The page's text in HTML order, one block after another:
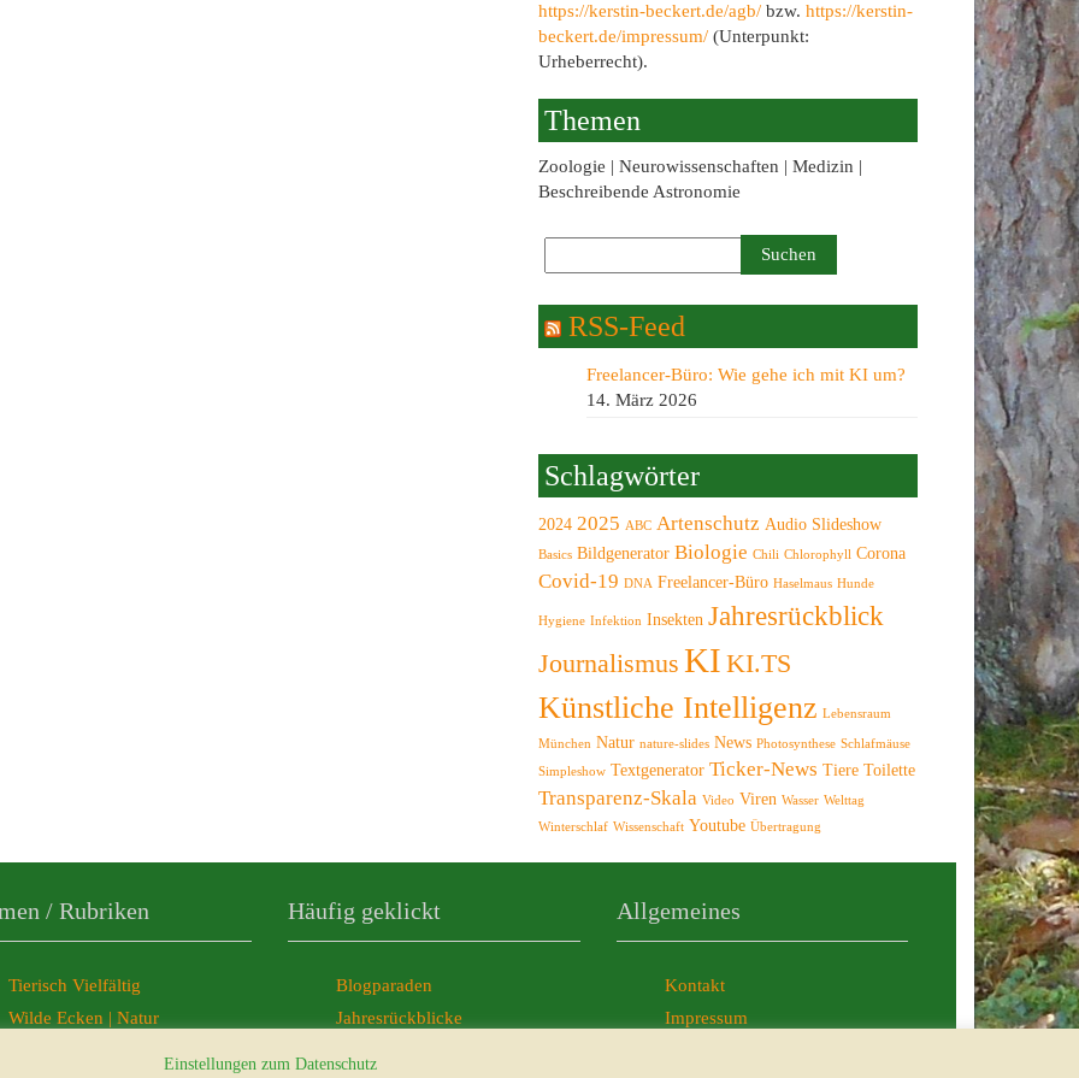
https://kerstin-beckert.de/agb/bzw. https://kerstin-
beckert.de/impressum/(Unterpunkt:
Urheberrecht).
Themen
Zoologie | Neurowissenschaften | Medizin |
Beschreibende Astronomie
RSS-Feed
Freelancer-Büro: Wie gehe ich mit KI um?
14. März 2026
Schlagwörter
2024 2025 ABC Artenschutz Audio Slideshow
Basics Bildgenerator Biologie Chili Chlorophyll Corona
Covid-19 DNA Freelancer-Büro Haselmaus Hunde
Hygiene Infektion Insekten Jahresrückblick
Journalismus KI KI.TS
Künstliche Intelligenz Lebensraum
München Natur nature-slides News Photosynthese Schlafmäuse
Simpleshow Textgenerator Ticker-News Tiere Toilette
Transparenz-Skala Video Viren Wasser Welttag
Winterschlaf Wissenschaft Youtube Übertragung
/ Rubriken
Tierisch Vielfältig
Wilde Ecken | Natur
Häufig geklickt
Blogparaden
Jahresrückblicke
Allgemeines
Kontakt
Impressum
Einstellungen zum Datenschutz